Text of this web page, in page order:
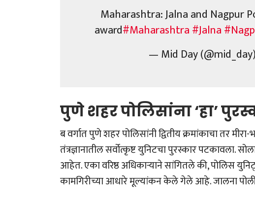
Maharashtra: Jalna and Nagpur
award#Maharashtra#Jalna
— Mid Day
पुणे शहर पोलिसांना ‘हा’
ब वर्गात पुणे शहर पोलिसांनी द्वितीय क्रमांकाचा तर
तंत्रज्ञानातील सर्वोत्कृष्ट युनिटचा पुरस्कार पटकावला.
आहेत. एका वरिष्ठ अधिकाऱ्याने सांगितले की, पोलिस
कामगिरीच्या आधारे मूल्यांकन केले गेले आहे. जालना